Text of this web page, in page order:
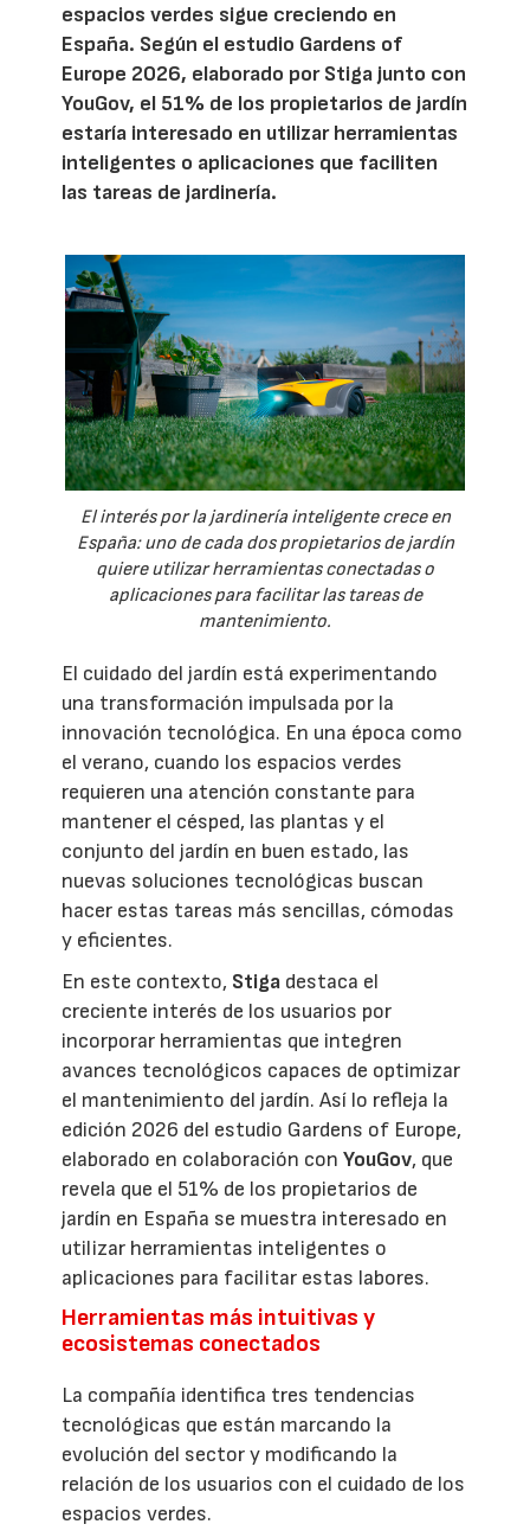
espacios verdes sigue creciendo en
España. Según el estudio Gardens of
Europe 2026, elaborado por Stiga junto con
YouGov, el 51% de los propietarios de jardín
estaría interesado en utilizar herramientas
inteligentes o aplicaciones que faciliten
las tareas de jardinería.
El interés por la jardinería inteligente crece en
España: uno de cada dos propietarios de jardín
quiere utilizar herramientas conectadas o
aplicaciones para facilitar las tareas de
mantenimiento.
El cuidado del jardín está experimentando
una transformación impulsada por la
innovación tecnológica. En una época como
el verano, cuando los espacios verdes
requieren una atención constante para
mantener el césped, las plantas y el
conjunto del jardín en buen estado, las
nuevas soluciones tecnológicas buscan
hacer estas tareas más sencillas, cómodas
y eficientes.
En este contexto, Stiga destaca el
creciente interés de los usuarios por
incorporar herramientas que integren
avances tecnológicos capaces de optimizar
el mantenimiento del jardín. Así lo refleja la
edición 2026 del estudio Gardens of Europe,
elaborado en colaboración conYouGov, que
revela que el 51% de los propietarios de
jardín en España se muestra interesado en
utilizar herramientas inteligentes o
aplicaciones para facilitar estas labores.
Herramientas más intuitivas y
ecosistemas conectados
La compañía identifica tres tendencias
tecnológicas que están marcando la
evolución del sector y modificando la
relación de los usuarios con el cuidado de los
espacios verdes.